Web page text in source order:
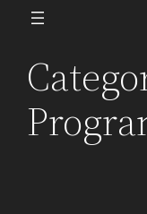
inhoud